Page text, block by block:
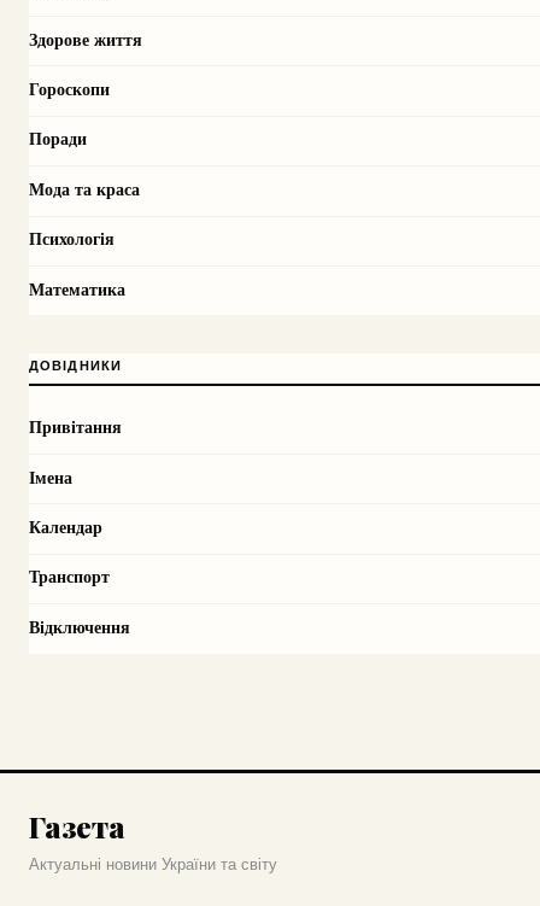
Здорове життя
Гороскопи
Поради
Мода та краса
Психологія
Математика
ДОВІДНИКИ
Привітання
Імена
Календар
Транспорт
Відключення
Газета
Актуальні новини України та світу